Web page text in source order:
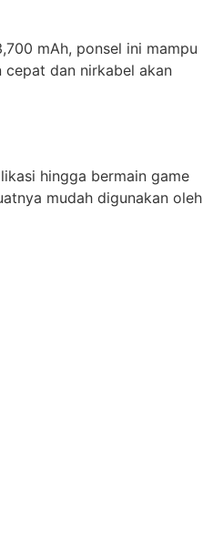
mAh, ponsel ini mampu
cepat dan nirkabel akan
hingga bermain game
mudah digunakan oleh